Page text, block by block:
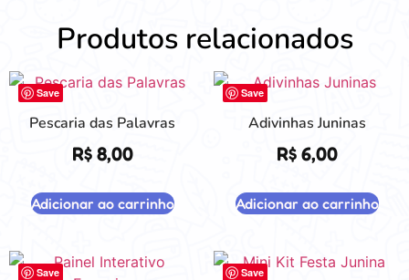
Produtos relacionados
Save
Pescaria das Palavras
R$8,00
Adicionar ao carrinho
Save
Adivinhas Juninas
R$6,00
Adicionar ao carrinho
Save Save